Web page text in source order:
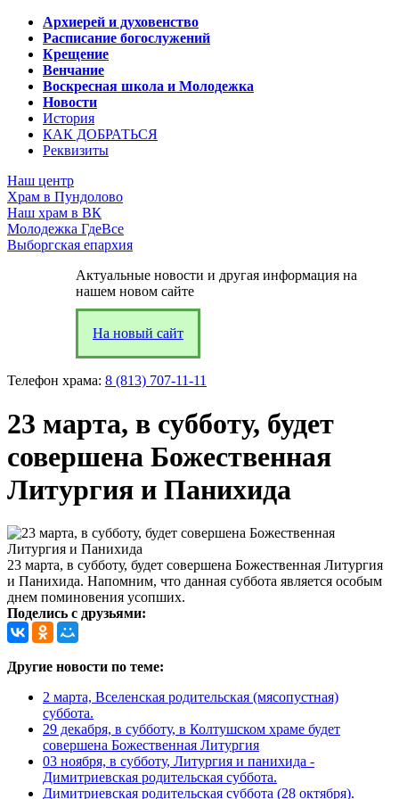
Архиерей и духовенство
Расписание богослужений
Крещение
Венчание
Воскресная школа и Молодежка
Новости
История
КАК ДОБРАТЬСЯ
Реквизиты
Наш центр
Храм в Пундолово
Наш храм в ВК
Молодежка ГдеВсе
Выборгская епархия
Актуальные новости и другая информация на
нашем новом сайте
На новый сайт
Телефон храма: 8 (813) 707-11-11
23 марта, в субботу, будет
совершена Божественная
Литургия и Панихида
23 марта, в субботу, будет совершена Божественная Литургия
и Панихида. Напомним, что данная суббота является особым
днем поминовения усопших.
Поделись с друзьями:
Другие новости по теме:
2 марта, Вселенская родительская (мясопустная)
суббота.
29 декабря, в субботу, в Колтушском храме будет
совершена Божественная Литургия
03 ноября, в субботу, Литургия и панихида -
Димитриевская родительская суббота.
Димитриевская родительская суббота (28 октября).